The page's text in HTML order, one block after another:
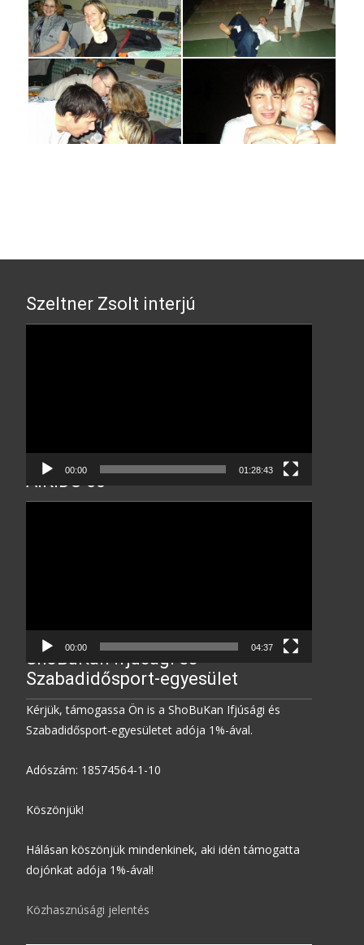
Szeltner Zsolt interjú
00:00 01:28:43
AIKIDO 60
00:00 04:37
ShoBuKan Ifjúsági és
Szabadidősport-egyesület
Kérjük, támogassa Ön is a ShoBuKan Ifjúsági és
Szabadidősport-egyesületet adója 1%-ával.
Adószám: 18574564-1-10
Köszönjük!
Hálásan köszönjük mindenkinek, aki idén támogatta
dojónkat adója 1%-ával!
Közhasznúsági jelentés